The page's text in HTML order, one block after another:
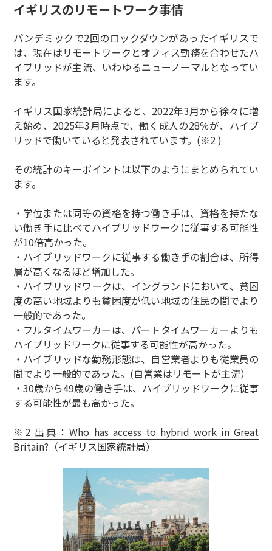
イギリスのリモートワーク事情
パンデミックで2回のロックダウンがあったイギリスで
は、現在はリモートワークとオフィス勤務を合わせたハ
イブリッドが主流、いわゆるニューノーマルとなってい
ます。
イギリス国家統計局によると、2022年3月から徐々に増
え始め、2025年3月時点で、働く成人の28％が、ハイブ
リッドで働いていると発表されています。(※2 )
その統計のキーポイントは以下のようにまとめられてい
ます。
・学位または同等の資格を持つ働き手は、資格を持たな
い働き手に比べてハイブリッドワークに従事する可能性
が10倍高かった。
・ハイブリッドワークに従事する働き手の割合は、所得
層が高くなるほど増加した。
・ハイブリッドワークは、イングランドにおいて、貧困
度の高い地域よりも貧困度が低い地域の住民の間でより
一般的であった。
・フルタイムワーカーは、パートタイムワーカーよりも
ハイブリッドワークに従事する可能性が高かった。
・ハイブリッドな勤務形態は、自営業者よりも従業員の
間でより一般的であった。(自営業はリモートが主流）
・30歳から49歳の働き手は、ハイブリッドワークに従事
する可能性が最も高かった。
※2 出典：Who has access to hybrid work in Great
Britain?（イギリス国家統計局）